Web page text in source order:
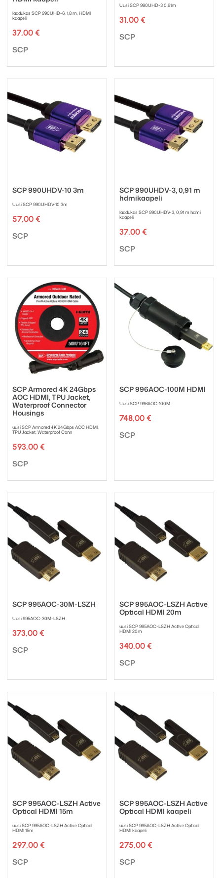
laadukas SCP 990UHD-6, 1,8 m, HDMI
kaapeli
37,00 €
Tuotemerkki:
SCP
Uusi SCP 990UHD-3 0,91m
31,00 €
Tuotemerkki:
SCP
SCP 990UHDV-10 3m
Uusi SCP 990UHDV-10 3m
57,00 €
Tuotemerkki:
SCP
SCP 990UHDV-3, 0,91 m
hdmikaapeli
laadukas SCP 990UHDV-3, 0,91 m hdmi
kaapeli
37,00 €
Tuotemerkki:
SCP
SCP Armored 4K 24Gbps
AOC HDMI, TPU Jacket,
Waterproof Connector
Housings
uusi SCP Armored 4K 24Gbps AOC HDMI,
TPU Jacket, Waterproof Conn
593,00 €
Tuotemerkki:
SCP
SCP 996AOC-100M HDMI
Uusi SCP 996AOC-100M
748,00 €
Tuotemerkki:
SCP
SCP 995AOC-30M-LSZH
Uusi 995AOC-30M-LSZH
373,00 €
Tuotemerkki:
SCP
SCP 995AOC-LSZH Active
Optical HDMI 20m
uusi SCP 995AOC-LSZH Active Optical
HDMI 20m
340,00 €
Tuotemerkki:
SCP
SCP 995AOC-LSZH Active
Optical HDMI 15m
uusi SCP 995AOC-LSZH Active Optical
HDMI 15m
297,00 €
Tuotemerkki:
SCP
SCP 995AOC-LSZH Active
Optical HDMI kaapeli
uusi SCP 995AOC-LSZH Active Optical
HDMI kaapeli
275,00 €
Tuotemerkki:
SCP